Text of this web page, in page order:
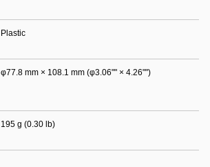
Plastic
φ77.8 mm × 108.1 mm (φ3.06"" × 4.26"")
195 g (0.30 lb)